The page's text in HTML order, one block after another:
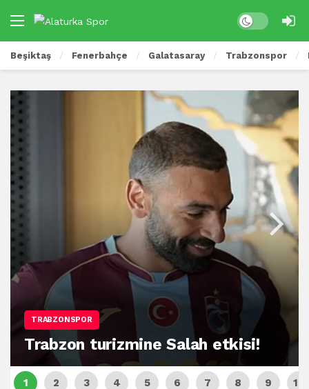
Beşiktaş Fenerbahçe Galatasaray Trabzonspor
TRABZONSPOR
Trabzon turizmine Salah etkisi!